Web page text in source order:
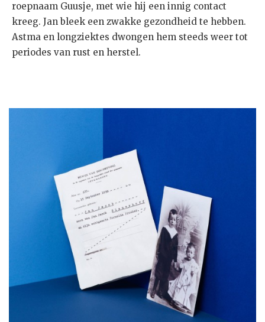
roepnaam Guusje, met wie hij een innig contact
kreeg. Jan bleek een zwakke gezondheid te hebben.
Astma en longziektes dwongen hem steeds weer tot
periodes van rust en herstel.